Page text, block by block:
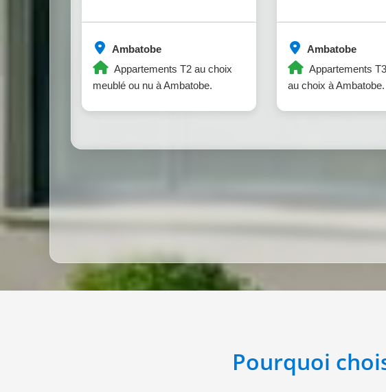
Ambatobe
Appartements T2 au choix
meublé ou nu à Ambatobe.
Ambatobe
Appartements
au choix à Ambatobe.
Pourquoi